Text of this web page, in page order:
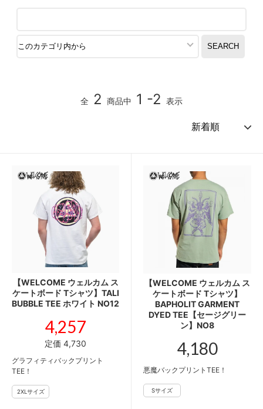
全 2 商品中 1 -2 表示
【WELCOME ウェルカム ス
ケートボード Tシャツ】TALI
BUBBLE TEE ホワイト NO12
4,257
定価 4,730
グラフィティバックプリント
TEE！
【WELCOME ウェルカム ス
ケートボード Tシャツ】
BAPHOLIT GARMENT
DYED TEE【セージグリー
ン】NO8
4,180
悪魔バックプリントTEE！